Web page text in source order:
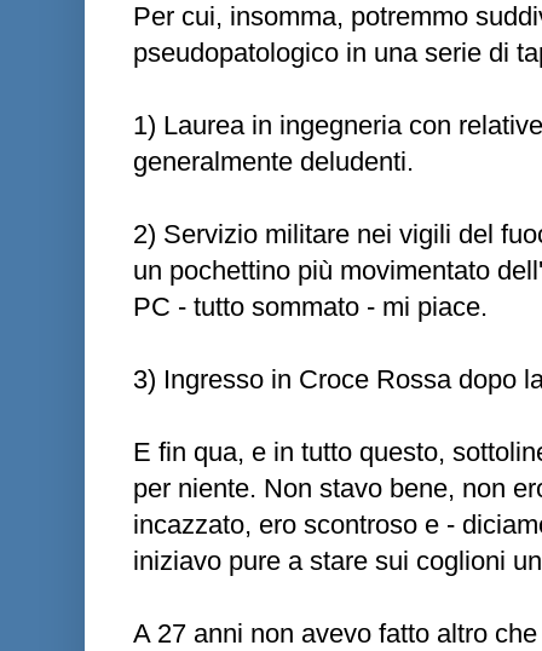
Per cui, insomma, potremmo
pseudopatologico in una serie di
1) Laurea in ingegneria con
generalmente deludenti.
2) Servizio militare nei vigili del
un pochettino più movimentato
PC - tutto sommato - mi piace.
3) Ingresso in Croce Rossa dopo
E fin qua, e in tutto questo,
per niente. Non stavo bene, non
incazzato, ero scontroso e -
iniziavo pure a stare sui coglioni
A 27 anni non avevo fatto altro